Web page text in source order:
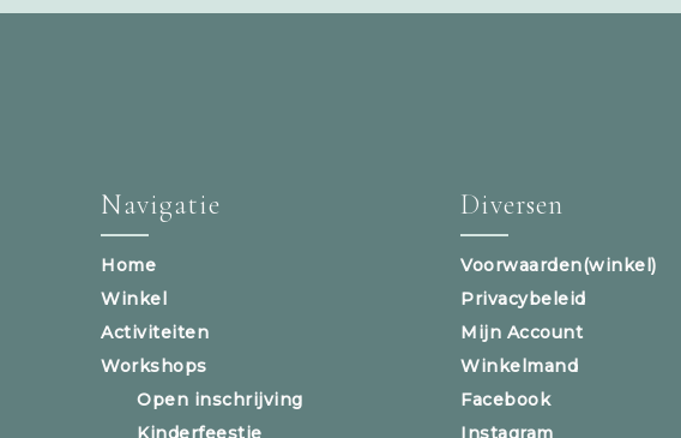
Navigatie
Home
Winkel
Activiteiten
Workshops
Open inschrijving
Kinderfeestje
Diversen
Voorwaarden(winkel)
Privacybeleid
Mijn Account
Winkelmand
Facebook
Instagram